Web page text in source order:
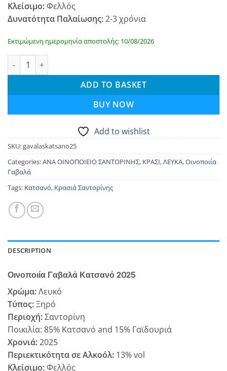
Κλείσιμο:Φελλός
Δυνατότητα Παλαίωσης:2-3 χρόνια
Εκτιμώμενη ημερομηνία αποστολής: 10/08/2026
Οινοποιία Γαβαλά Κατσανό 2025 quantity
ADD TO BASKET
BUY NOW
Add to wishlist
SKU:gavalaskatsano25
Categories:ΑΝΑ ΟΙΝΟΠΟΙΕΙΟ ΣΑΝΤΟΡΙΝΗΣ, ΚΡΑΣΙ,ΛΕΥΚΑ,Οινοποιία
Γαβαλά
Tags: Κατσανό, Κρασιά Σαντορίνης
DESCRIPTION
Οινοποιία Γαβαλά Κατσανό 2025
Χρώμα:Λευκό
Τύπος:Ξηρό
Περιοχή:Σαντορίνη
Ποικιλία: 85% Κατσανό and 15% Γαϊδουριά
Χρονιά:2025
Περιεκτικότητα σε Αλκοόλ: 13% vol
Κλείσιμο:Φελλός